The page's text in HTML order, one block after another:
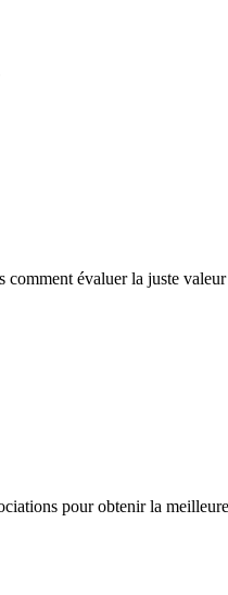
évaluer la juste
pour obtenir la